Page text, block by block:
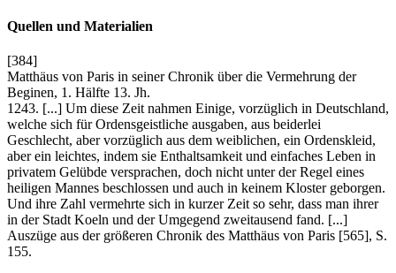
Quellen und Materialien
[384]
Matthäus von Paris in seiner Chronik über die Vermehrung der
Beginen, 1. Hälfte 13. Jh.
1243. [...] Um diese Zeit nahmen Einige, vorzüglich in Deutschland,
welche sich für Ordensgeistliche ausgaben, aus beiderlei
Geschlecht, aber vorzüglich aus dem weiblichen, ein Ordenskleid,
aber ein leichtes, indem sie Enthaltsamkeit und einfaches Leben in
privatem Gelübde versprachen, doch nicht unter der Regel eines
heiligen Mannes beschlossen und auch in keinem Kloster geborgen.
Und ihre Zahl vermehrte sich in kurzer Zeit so sehr, dass man ihrer
in der Stadt Koeln und der Umgegend zweitausend fand. [...]
Auszüge aus der größeren Chronik des Matthäus von Paris [565], S.
155.